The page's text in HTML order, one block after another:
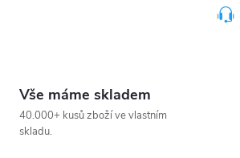
Vše máme skladem
40.000+ kusů zboží ve vlastním
skladu.